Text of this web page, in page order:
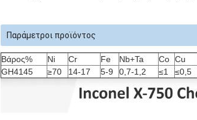
Παράμετροι προϊόντος
Βάρος% Ni Cr Fe Nb+Ta Co Cu
GH4145
≥70 14-17 5-9 0,7-1,2 ≤1 ≤0,5